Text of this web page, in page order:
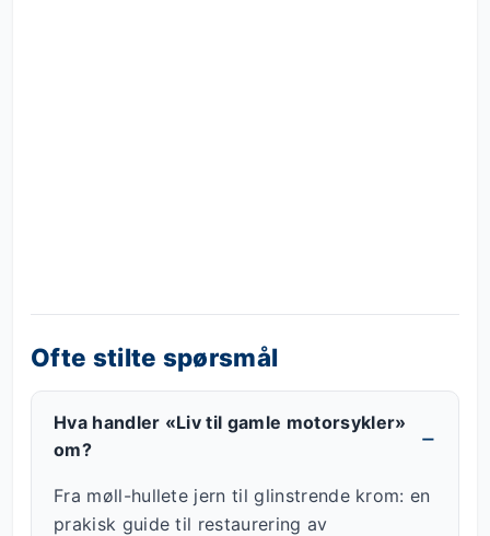
Ofte stilte spørsmål
Hva handler «Liv til gamle motorsykler»
om?
Fra møll-hullete jern til glinstrende krom: en
prakisk guide til restaurering av